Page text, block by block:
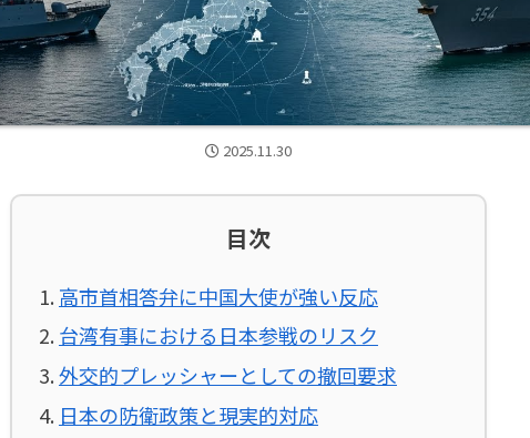
2025.11.30
目次
高市首相答弁に中国大使が強い反応
台湾有事における日本参戦のリスク
外交的プレッシャーとしての撤回要求
日本の防衛政策と現実的対応